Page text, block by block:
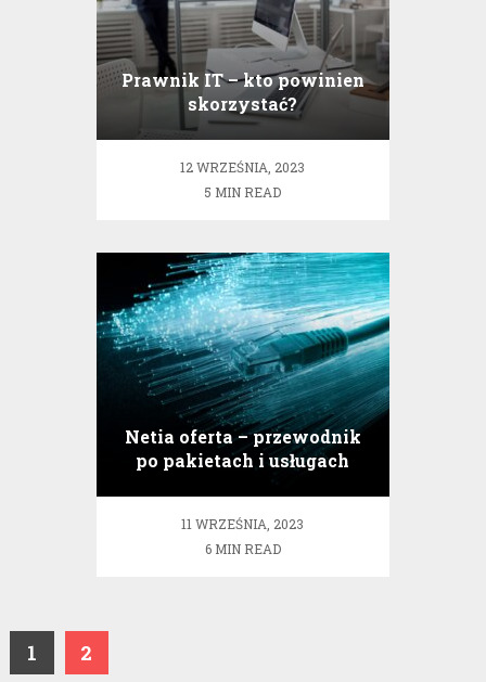
Prawnik IT – kto powinien
skorzystać?
12 WRZEŚNIA, 2023
5 MIN READ
Netia oferta – przewodnik
po pakietach i usługach
11 WRZEŚNIA, 2023
6 MIN READ
1 2